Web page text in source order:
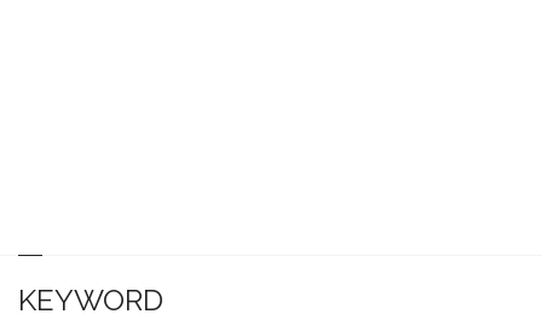
KEYWORD